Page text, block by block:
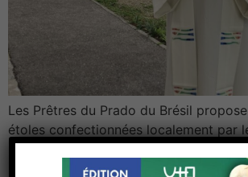
Les Prêtres du Prado du Brésil
étoles confectionnées localement par
l’Apostolado litugico. Les motifs
pradosiens. Merci au Père Dominique